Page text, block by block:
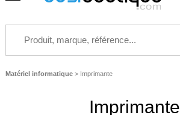
Matériel informatique > Imprimante
Imprimante